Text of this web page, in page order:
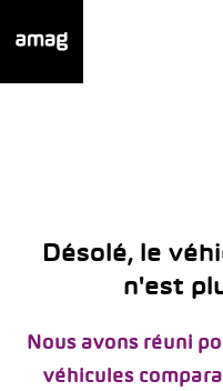
Désolé, le
n'est
Nous avons réuni
véhicules